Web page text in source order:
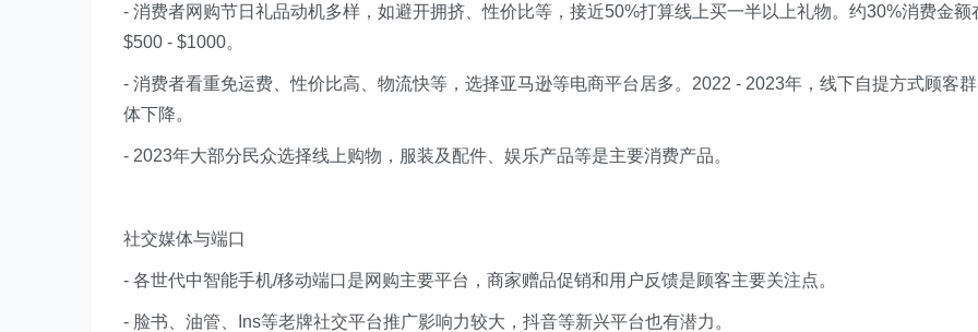
- 消费者网购节日礼品动机多样，如避开拥挤、性价比等，接近50%打算线上买一半以上礼物。约30%消费金额
$500 - $1000。
- 消费者看重免运费、性价比高、物流快等，选择亚马逊等电商平台居多。2022 - 2023年，线下自提方式顾客群
体下降。
- 2023年大部分民众选择线上购物，服装及配件、娱乐产品等是主要消费产品。
社交媒体与端口
- 各世代中智能手机/移动端口是网购主要平台，商家赠品促销和用户反馈是顾客主要关注点。
- 脸书、油管、Ins等老牌社交平台推广影响力较大，抖音等新兴平台也有潜力。